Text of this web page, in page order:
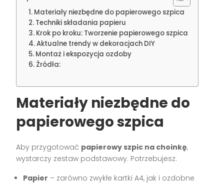
Materiały niezbędne do papierowego szpica
Techniki składania papieru
Krok po kroku: Tworzenie papierowego szpica
Aktualne trendy w dekoracjach DIY
Montaż i ekspozycja ozdoby
Źródła:
Materiały niezbędne do
papierowego szpica
Aby przygotować papierowy szpic na choinkę,
wystarczy zestaw podstawowy. Potrzebujesz:
Papier – zarówno zwykłe kartki A4, jak i ozdobne